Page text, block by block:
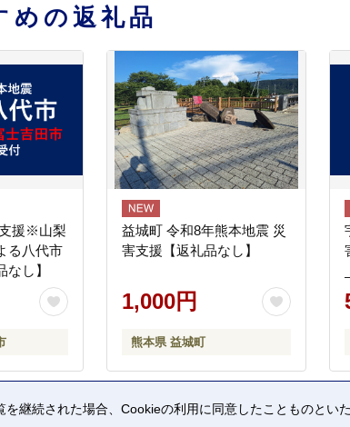
めの返礼品
援※山梨
る八代市
し】
益城町 令和8年熊本地震 災
害支援【返礼品なし】
1,000円
熊本県 益城町
継続された場合、Cookieの利用に同意したことものといた